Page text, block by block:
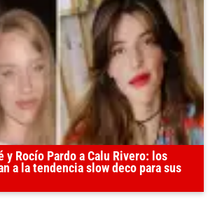
y Rocío Pardo a Calu Rivero: los
a la tendencia slow deco para sus